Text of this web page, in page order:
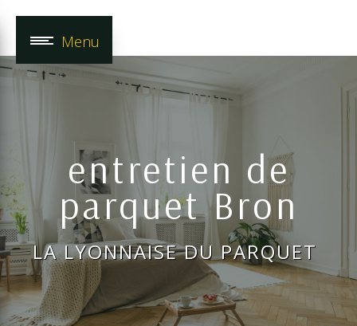
Menu
entretien de
parquet Bron
LA LYONNAISE DU PARQUET